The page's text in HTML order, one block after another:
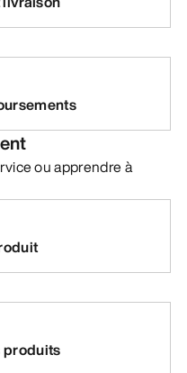
ou apprendre à
produits